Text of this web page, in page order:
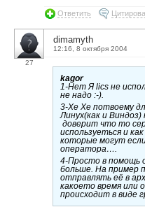
Ответить
27
dimamyth
12:16, 8 октября 2004
kagor
1-Нет Я lics не
не надо :-).
3-Хе Хе потвоему
Линух(как и
доверит что то
используеться и
которые могут
оператора….
4-Просто в помощь
больше. На пример
отправлять её в
какоето время или
происходит в виде